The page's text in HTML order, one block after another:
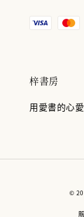
梓書房
用愛書的心
©